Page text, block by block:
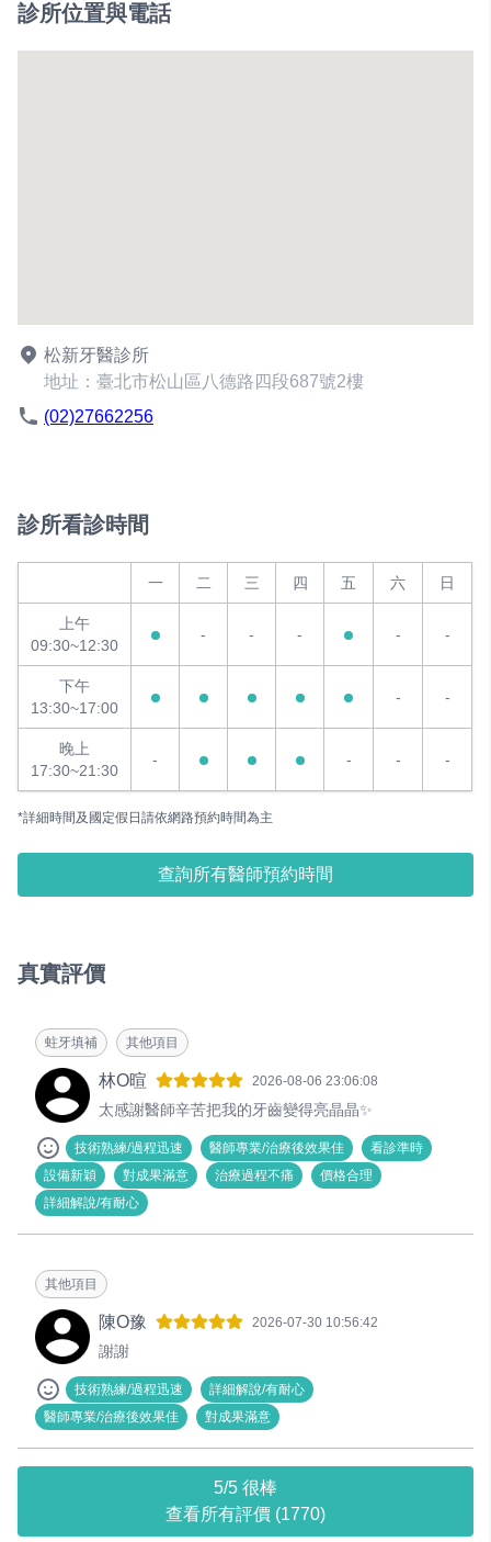
診所位置與電話
松新牙醫診所
地址：臺北市松山區八德路四段687號2樓
(02)27662256
診所看診時間
一 二 三 四 五 六 日
上午
09:30~12:30
- - - - -
下午
13:30~17:00
- -
晚上
17:30~21:30
- - - -
*詳細時間及國定假日請依網路預約時間為主
查詢所有醫師預約時間
真實評價
蛀牙填補 其他項目
林O暄 2026-08-06 23:06:08
太感謝醫師辛苦把我的牙齒變得亮晶晶✨
技術熟練/過程迅速 醫師專業/治療後效果佳
看診準時
設備新穎
對成果滿意 治療過程不痛
價格合理
詳細解說/有耐心
其他項目
陳O豫 2026-07-30 10:56:42
謝謝
技術熟練/過程迅速
詳細解說/有耐心
醫師專業/治療後效果佳
對成果滿意
5/5 很棒
查看所有評價 (1770)